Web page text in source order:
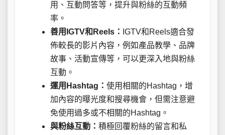
用、互動問答等，提升與粉絲的互動頻
率。
善用IGTV和Reels： IGTV和Reels適合發
佈較長的影片內容，例如產品教學、品牌
故事、活動宣傳等，可以更深入地與粉絲
互動。
運用Hashtag： 使用相關的Hashtag，增
加內容的曝光度和搜尋機會，但需注意避
免使用過多或不相關的Hashtag。
與粉絲互動： 積極回覆粉絲的留言和私